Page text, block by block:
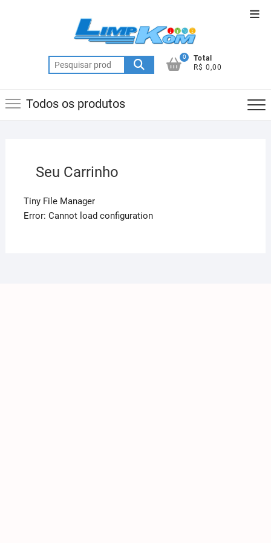
Pesquisar
por:
0
Total
R$ 0,00
Todos os produtos
Seu Carrinho
Tiny File Manager
Error: Cannot load configuration